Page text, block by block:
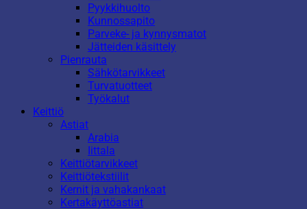
Pyykkihuolto
Kunnossapito
Parveke- ja kynnysmatot
Jätteiden käsittely
Pienrauta
Sähkötarvikkeet
Turvatuotteet
Työkalut
Keittiö
Astiat
Arabia
Iittala
Keittiötarvikkeet
Keittiötekstiilit
Kernit ja vahakankaat
Kertakäyttöastiat